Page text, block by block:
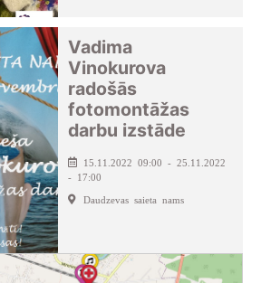
Vadima
Vinokurova
radošās
fotomontāžas
darbu izstāde
15.11.2022 09:00 - 25.11.2022
- 17:00
Daudzevas saieta nams